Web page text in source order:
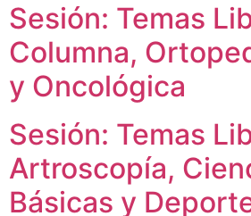
Sesión: Temas
Columna,
y Oncológica
Sesión: Temas
Artroscopía,
Básicas y